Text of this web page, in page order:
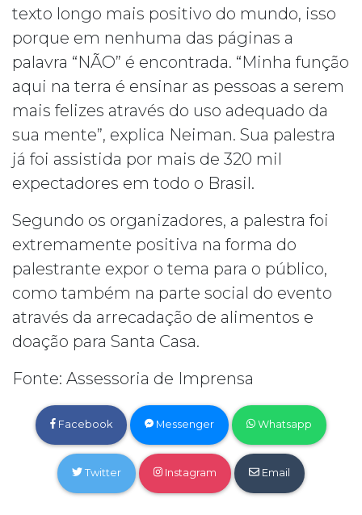
texto longo mais positivo do mundo, isso
porque em nenhuma das páginas a
palavra “NÃO” é encontrada. “Minha função
aqui na terra é ensinar as pessoas a serem
mais felizes através do uso adequado da
sua mente”, explica Neiman. Sua palestra
já foi assistida por mais de 320 mil
expectadores em todo o Brasil.
Segundo os organizadores, a palestra foi
extremamente positiva na forma do
palestrante expor o tema para o público,
como também na parte social do evento
através da arrecadação de alimentos e
doação para Santa Casa.
Fonte: Assessoria de Imprensa
Facebook Messenger Whatsapp
Twitter Instagram Email